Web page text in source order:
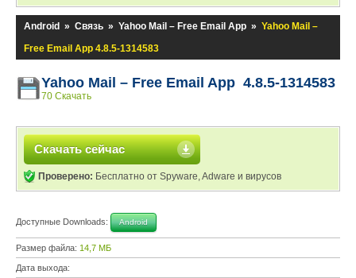
Android » Связь » Yahoo Mail – Free Email App » Yahoo Mail –
Free Email App 4.8.5-1314583
Yahoo Mail – Free Email App 4.8.5-1314583
70 Скачать
Скачать сейчас
Проверено: Бесплатно от Spyware, Adware и вирусов
Доступные Downloads: Android
Размер файла: 14,7 МБ
Дата выхода: